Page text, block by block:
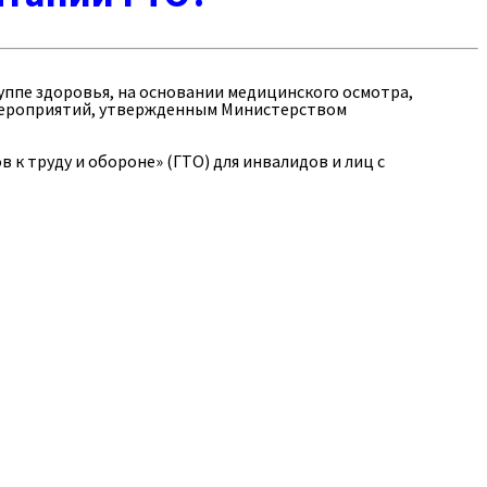
здоровья, на основании медицинского осмотра,
утвержденным Министерством
к труду и обороне» (ГТО) для инвалидов и лиц с